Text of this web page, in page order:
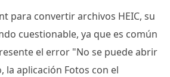
para convertir archivos HEIC, su
cuestionable, ya que es común
el error "No se puede abrir
la aplicación Fotos con el